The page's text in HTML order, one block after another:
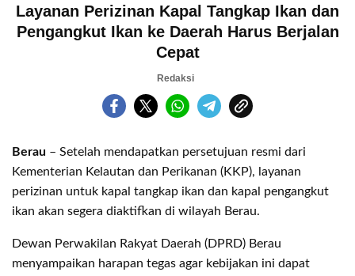
Layanan Perizinan Kapal Tangkap Ikan dan
Pengangkut Ikan ke Daerah Harus Berjalan
Cepat
Redaksi
Berau – Setelah mendapatkan persetujuan resmi dari
Kementerian Kelautan dan Perikanan (KKP), layanan
perizinan untuk kapal tangkap ikan dan kapal pengangkut
ikan akan segera diaktifkan di wilayah Berau.
Dewan Perwakilan Rakyat Daerah (DPRD) Berau
menyampaikan harapan tegas agar kebijakan ini dapat